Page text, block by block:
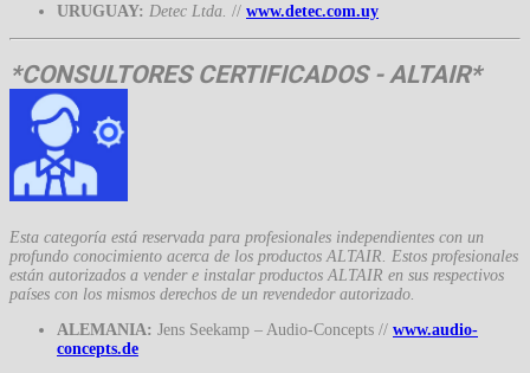
URUGUAY: Detec Ltda. // www.detec.com.uy
*CONSULTORES CERTIFICADOS - ALTAIR*
Esta categoría está reservada para profesionales independientes con un
profundo conocimiento acerca de los productos ALTAIR. Estos profesionales
están autorizados a vender e instalar productos ALTAIR en sus respectivos
países con los mismos derechos de un revendedor autorizado.
ALEMANIA: Jens Seekamp – Audio-Concepts // www.audio-
concepts.de